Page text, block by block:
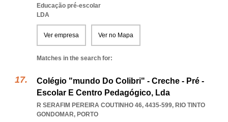
Educação pré-escolar
LDA
Ver empresa Ver no Mapa
Matches in the search for:
Colégio "mundo Do Colibri" - Creche - Pré -
Escolar E Centro Pedagógico, Lda
R SERAFIM PEREIRA COUTINHO 46, 4435-599, RIO TINTO
GONDOMAR, PORTO